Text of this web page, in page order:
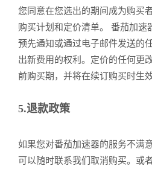
您同意在您选出的期间成为购买
购买计划和定价清单。 番茄加速
预先通知或通过电子邮件发送的
出新费用的权利。定价的任何更
前购买期，并将在续订购买时生效
5.退款政策
如果您对番茄加速器的服务不满
可以随时联系我们取消购买。或